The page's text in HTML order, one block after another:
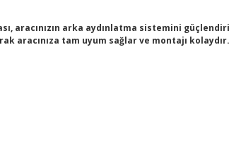
aracınızın arka aydınlatma sistemini
aracınıza tam uyum sağlar ve montajı kolaydır.